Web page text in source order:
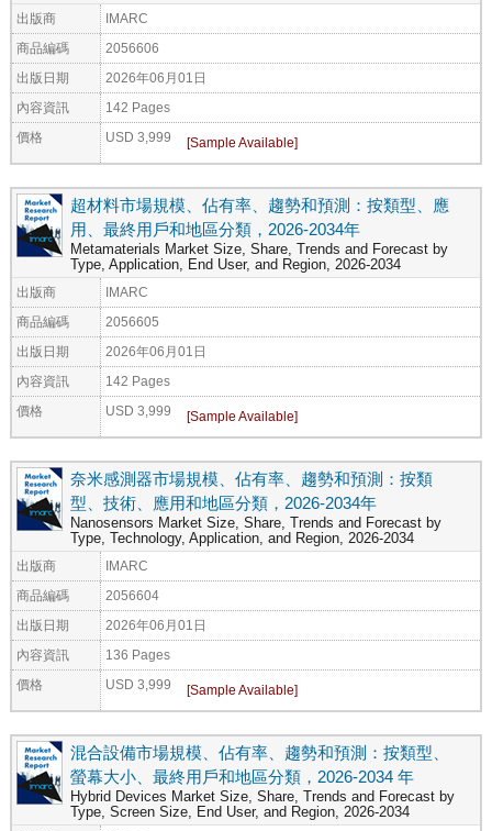
出版商 IMARC
商品編碼 2056606
出版日期 2026年06月01日
內容資訊 142 Pages
價格 USD 3,999
超材料市場規模、佔有率、趨勢和預測：按類型、應
用、最終用戶和地區分類，2026-2034年
Metamaterials Market Size, Share, Trends and Forecast by
Type, Application, End User, and Region, 2026-2034
出版商 IMARC
商品編碼 2056605
出版日期 2026年06月01日
內容資訊 142 Pages
價格 USD 3,999
奈米感測器市場規模、佔有率、趨勢和預測：按類
型、技術、應用和地區分類，2026-2034年
Nanosensors Market Size, Share, Trends and Forecast by
Type, Technology, Application, and Region, 2026-2034
出版商 IMARC
商品編碼 2056604
出版日期 2026年06月01日
內容資訊 136 Pages
價格 USD 3,999
混合設備市場規模、佔有率、趨勢和預測：按類型、
螢幕大小、最終用戶和地區分類，2026-2034 年
Hybrid Devices Market Size, Share, Trends and Forecast by
Type, Screen Size, End User, and Region, 2026-2034